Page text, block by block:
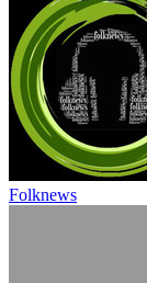
Folknews